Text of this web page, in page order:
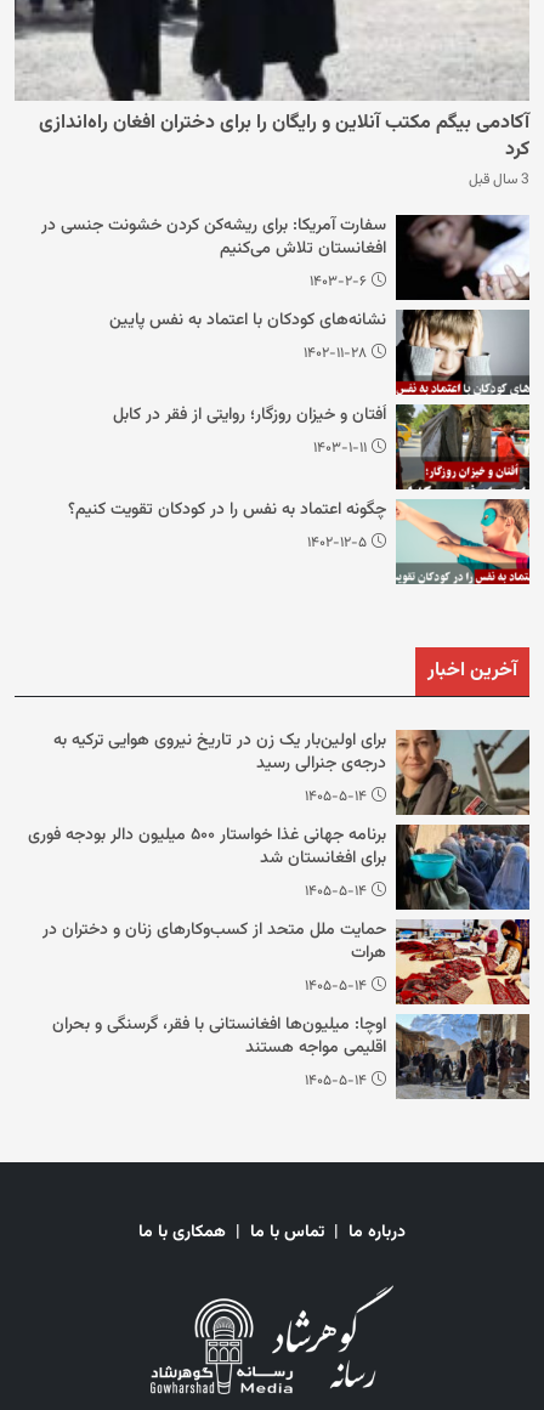
آکادمی بیگم مکتب آنلاین و رایگان را برای دختران افغان راه‌اندازی
کرد
3 سال قبل
سفارت آمریکا: برای ریشه‌کن کردن خشونت جنسی در
افغانستان تلاش می‌کنیم
۱۴۰۳-۲-۶
نشانه‌های کودکان با اعتماد به نفس پایین
۱۴۰۲-۱۱-۲۸
اُفتان و خیزان روزگار؛ روایتی از فقر در کابل
۱۴۰۳-۱-۱۱
چگونه اعتماد به نفس را در کودکان تقویت کنیم؟
۱۴۰۲-۱۲-۵
آخرین اخبار
برای اولین‌بار یک زن در تاریخ نیروی هوایی ترکیه به
درجه‌ی جنرالی رسید
۱۴۰۵-۵-۱۴
برنامه جهانی غذا خواستار ۵۰۰ میلیون دالر بودجه فوری
برای افغانستان شد
۱۴۰۵-۵-۱۴
حمایت ملل متحد از کسب‌وکارهای زنان و دختران در
هرات
۱۴۰۵-۵-۱۴
اوچا: میلیون‌ها افغانستانی با فقر، گرسنگی و بحران
اقلیمی مواجه هستند
۱۴۰۵-۵-۱۴
درباره ما | تماس با ما | همکاری با ما